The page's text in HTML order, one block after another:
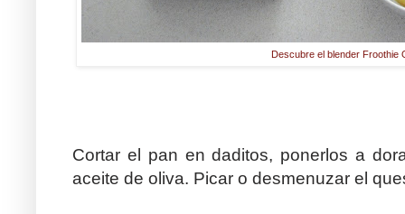
Descubre el blender Froothie
Cortar el pan en daditos, ponerlos a
aceite de oliva. Picar o desmenuzar el